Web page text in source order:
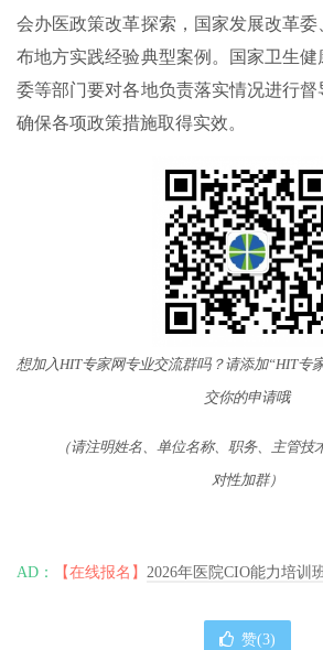
会办医政策改革探索，国家发展改革
布地方实践经验典型案例。国家卫生
委等部门要对各地负责落实情况进行督
确保各项政策措施取得实效。
想加入HIT专家网专业交流群吗？请添加“HIT专
交你的申请哦
（请注明姓名、单位名称、职务、主管技
对性加群）
AD： 【在线报名】 2026年医院CIO能力培训
赞(3)